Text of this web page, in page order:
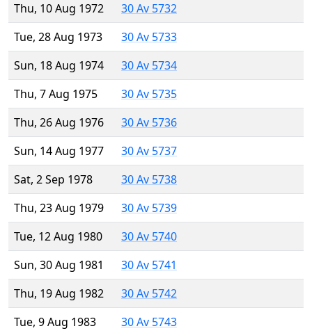
Thu, 10 Aug 1972
30 Av 5732
Tue, 28 Aug 1973
30 Av 5733
Sun, 18 Aug 1974
30 Av 5734
Thu, 7 Aug 1975
30 Av 5735
Thu, 26 Aug 1976
30 Av 5736
Sun, 14 Aug 1977
30 Av 5737
Sat, 2 Sep 1978
30 Av 5738
Thu, 23 Aug 1979
30 Av 5739
Tue, 12 Aug 1980
30 Av 5740
Sun, 30 Aug 1981
30 Av 5741
Thu, 19 Aug 1982
30 Av 5742
Tue, 9 Aug 1983
30 Av 5743